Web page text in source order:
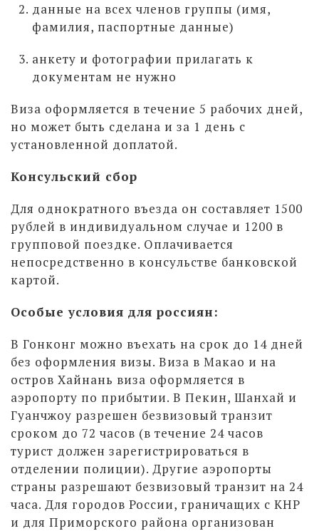
данные на всех членов группы (имя,
фамилия, паспортные данные)
анкету и фотографии прилагать к
документам не нужно
Виза оформляется в течение 5 рабочих дней,
но может быть сделана и за 1 день с
установленной доплатой.
Консульский сбор
Для однократного въезда он составляет 1500
рублей в индивидуальном случае и 1200 в
групповой поездке. Оплачивается
непосредственно в консульстве банковской
картой.
Особые условия для россиян:
В Гонконг можно въехать на срок до 14 дней
без оформления визы. Виза в Макао и на
остров Хайнань виза оформляется в
аэропорту по прибытии. В Пекин, Шанхай и
Гуанчжоу разрешен безвизовый транзит
сроком до 72 часов (в течение 24 часов
турист должен зарегистрироваться в
отделении полиции). Другие аэропорты
страны разрешают безвизовый транзит на 24
часа. Для городов России, граничащих с КНР
и для Приморского района организован